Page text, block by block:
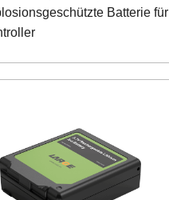
Batterie für